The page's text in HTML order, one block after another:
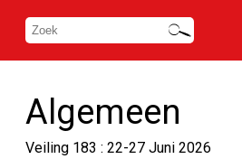
Algemeen
Veiling 183 : 22-27 Juni 2026